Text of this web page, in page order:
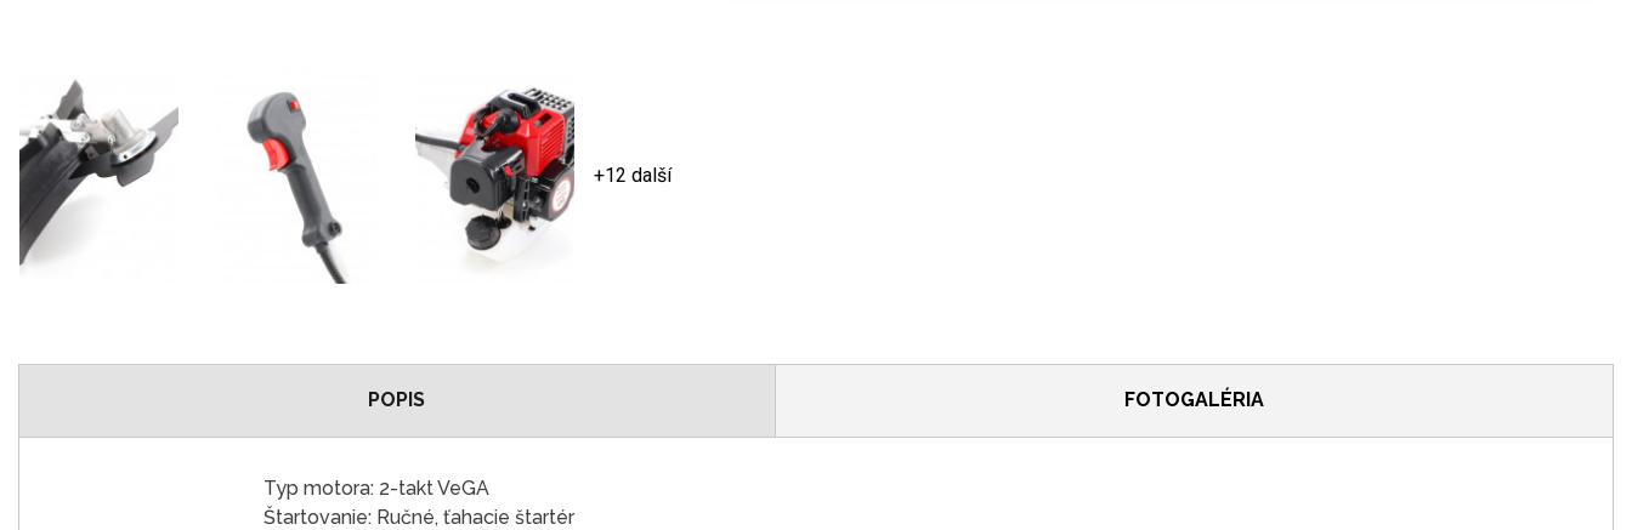
+12 další
POPIS FOTOGALÉRIA
Typ motora: 2-takt VeGA
Štartovanie: Ručné, ťahacie štartér